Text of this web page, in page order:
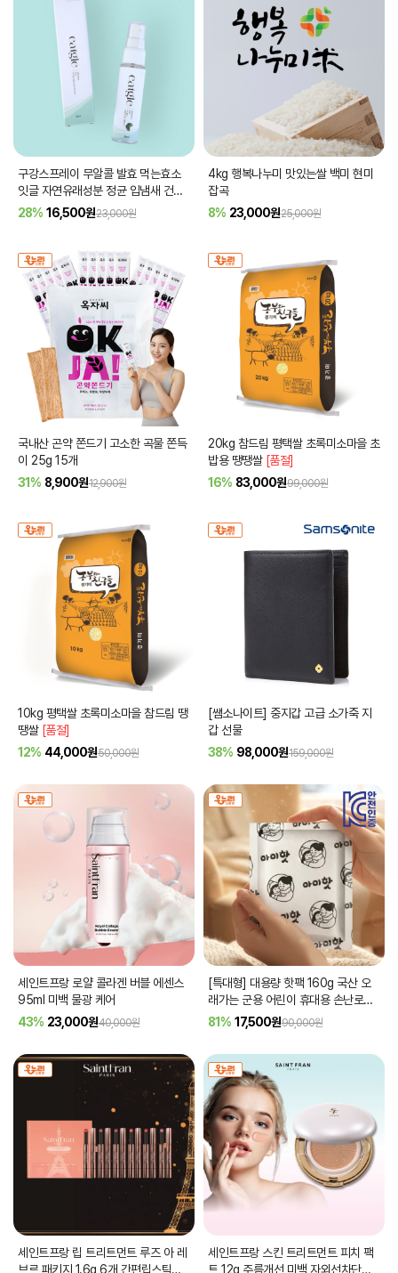
구강스프레이 무알콜 발효 먹는효소
잇글 자연유래성분 정균 입냄새 건조
한입안 해결 마우스
28% 16,500원23,000원
4kg 행복나누미 맛있는쌀 백미 현미
잡곡
8% 23,000원25,000원
국내산 곤약 쫀드기 고소한 곡물 쫀득
이 25g 15개
31% 8,900원12,900원
20kg 참드림 평택쌀 초록미소마을 초
밥용 땡땡쌀 [품절]
16% 83,000원99,000원
10kg 평택쌀 초록미소마을 참드림 땡
땡쌀 [품절]
12% 44,000원50,000원
[쌤소나이트] 중지갑 고급 소가죽 지
갑 선물
38% 98,000원159,000원
세인트프랑 로얄 콜라겐 버블 에센스
95ml 미백 물광 케어
43% 23,000원40,000원
[특대형] 대용량 핫팩 160g 국산 오
래가는 군용 어린이 휴대용 손난로
50개 90개
81% 17,500원90,000원
세인트프랑 립 트리트먼트 루즈 아 레
브르 패키지 1.6g 6개 간편립스틱
세인트프랑 스킨 트리트먼트 피치 팩
트 12g 주름개선 미백 자외선차단